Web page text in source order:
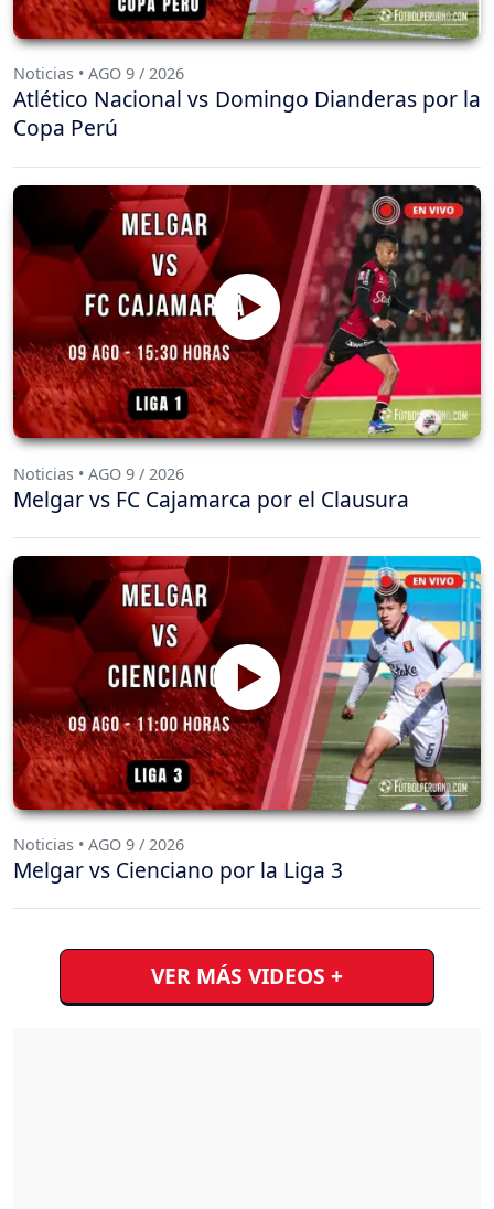
Noticias • AGO 9 / 2026
Atlético Nacional vs Domingo Dianderas por la
Copa Perú
Noticias • AGO 9 / 2026
Melgar vs FC Cajamarca por el Clausura
Noticias • AGO 9 / 2026
Melgar vs Cienciano por la Liga 3
VER MÁS VIDEOS +